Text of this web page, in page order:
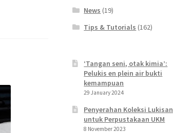
News (19)
Tips & Tutorials (162)
‘Tangan seni, otak kimia’:
Pelukis en plein air bukti
kemampuan
29 January 2024
Penyerahan Koleksi Lukisan
untuk Perpustakaan UKM
8 November 2023